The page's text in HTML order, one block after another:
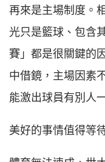
再來是主場制度。
光只是籃球、包含
賽」都是很關鍵的
中借鏡，主場因素
能激出球員有別人
美好的事情值得等